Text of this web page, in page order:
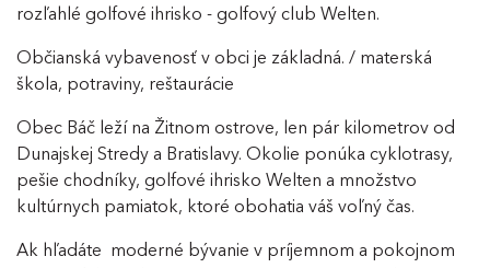
rozľahlé golfové ihrisko - golfový club Welten.
Občianská vybavenosť v obci je základná. / materská
škola, potraviny, reštaurácie
Obec Báč leží na Žitnom ostrove, len pár kilometrov od
Dunajskej Stredy a Bratislavy. Okolie ponúka cyklotrasy,
pešie chodníky, golfové ihrisko Welten a množstvo
kultúrnych pamiatok, ktoré obohatia váš voľný čas.
Ak hľadáte moderné bývanie v príjemnom a pokojnom